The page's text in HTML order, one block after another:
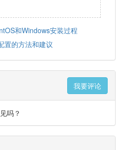
和Windows安装过程
置的方法和建议
我要评论
吗？